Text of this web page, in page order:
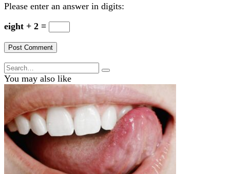
Please enter an answer in digits:
eight + 2 =
Search
for:
You may also like